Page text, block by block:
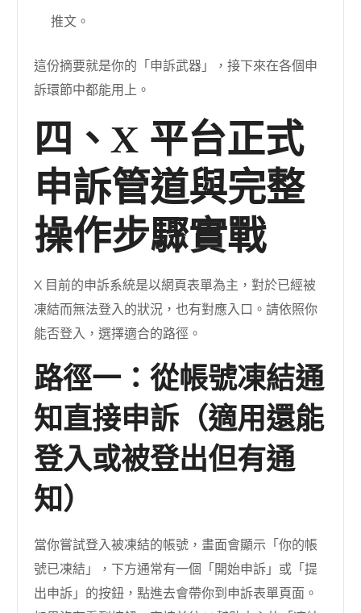
推文。
這份摘要就是你的「申訴武器」，接下來在各個申
訴環節中都能用上。
四、X 平台正式
申訴管道與完整
操作步驟實戰
X 目前的申訴系統是以網頁表單為主，對於已經被
凍結而無法登入的狀況，也有對應入口。請依照你
能否登入，選擇適合的路徑。
路徑一：從帳號凍結通
知直接申訴（適用還能
登入或被登出但有通
知）
當你嘗試登入被凍結的帳號，畫面會顯示「你的帳
號已凍結」，下方通常有一個「開始申訴」或「提
出申訴」的按鈕，點進去會帶你到申訴表單頁面。